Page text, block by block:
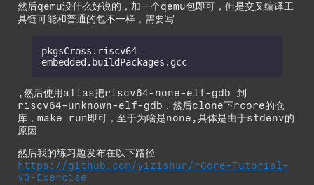
然后qemu没什么好说的，加一个qemu包即可，但是交叉编译工
具链可能和普通的包不一样，需要写
pkgsCross.riscv64-
embedded.buildPackages.gcc
,然后使用alias把riscv64-none-elf-gdb 到
riscv64-unknown-elf-gdb，然后clone下rcore的仓
库，make run即可，至于为啥是none,具体是由于stdenv的
原因
然后我的练习题发布在以下路径
https://github.com/yizishun/rCore-Tutorial-
v3-Exercise